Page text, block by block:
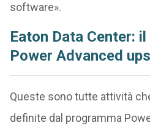
software».
Eaton Data Center:
Power Advanced ups
Queste sono tutte attività
definite dal programma